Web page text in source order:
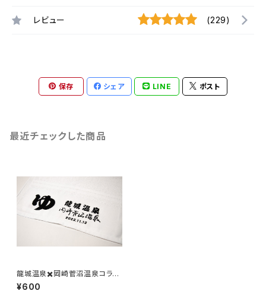
レビュー (229)
保存 シェア LINE ポスト
最近チェックした商品
龍城温泉✖️岡崎菅沼温泉コラボ
温泉タオル
¥600